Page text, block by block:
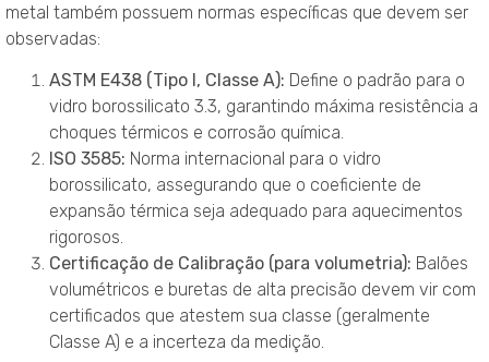
metal também possuem normas específicas que devem ser
observadas:
ASTM E438 (Tipo I, Classe A): Define o padrão para o
vidro borossilicato 3.3, garantindo máxima resistência a
choques térmicos e corrosão química.
ISO 3585: Norma internacional para o vidro
borossilicato, assegurando que o coeficiente de
expansão térmica seja adequado para aquecimentos
rigorosos.
Certificação de Calibração (para volumetria): Balões
volumétricos e buretas de alta precisão devem vir com
certificados que atestem sua classe (geralmente
Classe A) e a incerteza da medição.